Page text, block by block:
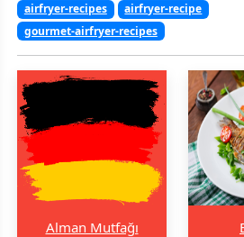
airfryer-recipes
airfryer-recipe
gourmet-airfryer-recipes
Alman Mutfağı